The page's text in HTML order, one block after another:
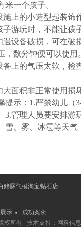
米一个孩子。
施上的小造型起装饰
子游玩时，不能让孩
遇设备破损，可在破
，数分钟便可以使用
备上的气压太软，检
大面积非正常使用损
提示：1.严禁幼儿（
3.管理人员要安排游
雪、雾、冰雹等天
鳍豚气模淘宝钻石店
示
成功案例
权所有 技术支持： 网科信息